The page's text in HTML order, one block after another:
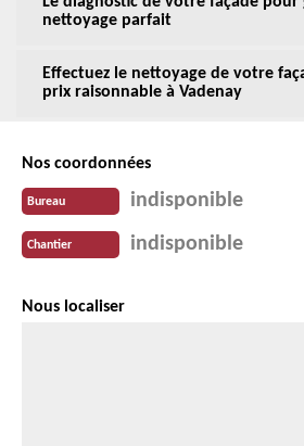
nettoyage parfait
Effectuez le nettoyage de votre
prix raisonnable à Vadenay
Nos coordonnées
Bureau indisponible
Chantier indisponible
Nous localiser